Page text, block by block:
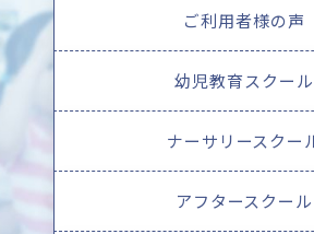
ご利用者様の声
幼児教育スクール
ナーサリースクー
アフタースクール